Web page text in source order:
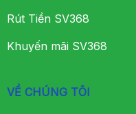
Rút Tiền SV368
Khuyến mãi SV368
VỀ CHÚNG TÔI